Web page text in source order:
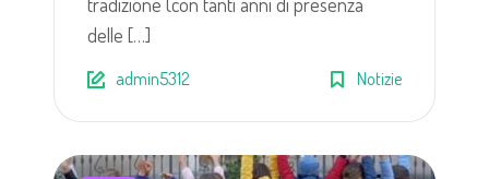
delle […]
admin5312 Notizie